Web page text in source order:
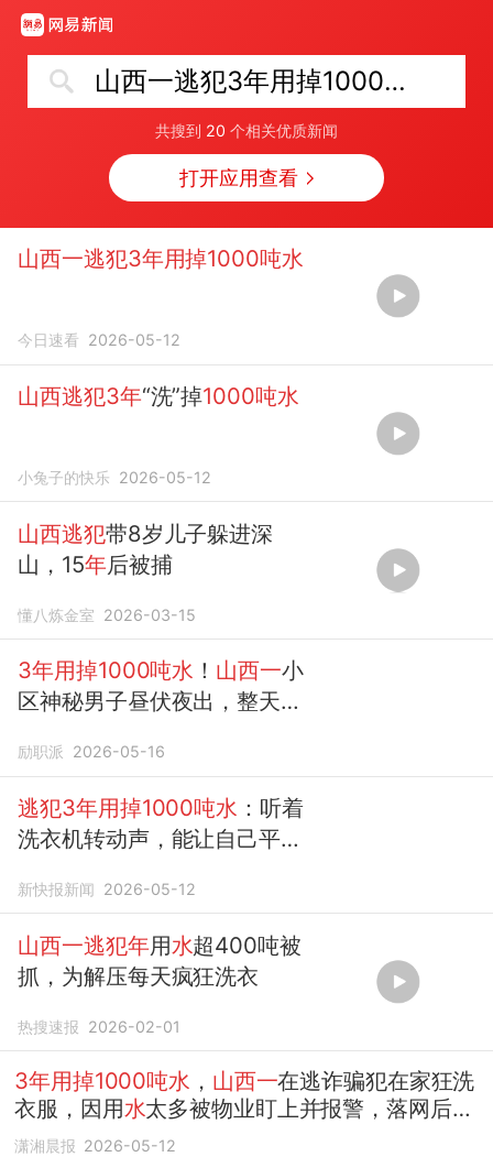
山西一逃犯3年用掉1000吨水
共搜到 20 个相关优质新闻
打开应用查看
山西一逃犯3年用掉1000吨水
今日速看 2026-05-12
山西逃犯3年“洗”掉1000吨水
小兔子的快乐 2026-05-12
山西逃犯带8岁儿子躲进深
山，15年后被捕
懂八炼金室 2026-03-15
3年用掉1000吨水 ！ 山西一小
区神秘男子昼伏夜出，整天在
遭拒后果断报警，真相令人大
吃一惊
励职派 2026-05-16
逃犯3年用掉1000吨水 ：听着
洗衣机转动声，能让自己平
新快报新闻 2026-05-12
山西一逃犯年用水超400吨被
抓，为解压每天疯狂洗衣
热搜速报 2026-02-01
3年用掉1000吨水 ， 山西一在逃诈骗犯在家狂洗
衣服，因用水太多被物业盯上并报警，落网后交
代“洗衣机轰鸣声能解压”
潇湘晨报 2026-05-12